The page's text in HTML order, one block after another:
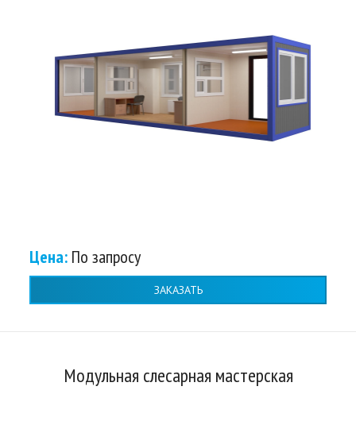
Цена: По запросу
ЗАКАЗАТЬ
Модульная слесарная мастерская